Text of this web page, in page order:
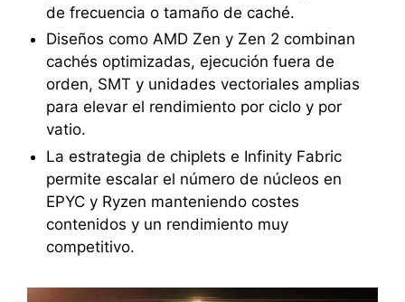
de frecuencia o tamaño de caché.
Diseños como AMD Zen y Zen 2 combinan
cachés optimizadas, ejecución fuera de
orden, SMT y unidades vectoriales amplias
para elevar el rendimiento por ciclo y por
vatio.
La estrategia de chiplets e Infinity Fabric
permite escalar el número de núcleos en
EPYC y Ryzen manteniendo costes
contenidos y un rendimiento muy
competitivo.